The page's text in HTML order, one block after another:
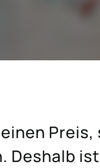
Deshalb